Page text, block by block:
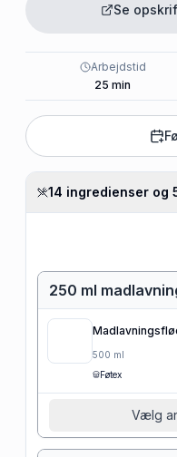
Se
Arbejdstid
25 min
14 ingredienser og
250 ml
500 ml
Føtex
Vælg